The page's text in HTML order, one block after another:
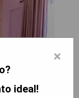
×
ideal!